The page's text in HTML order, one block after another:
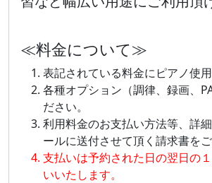
≪料金について≫
表記されている料金にピアノ使用
各種オプション（調律、録画、
ださい。
利用料金のお支払い方法等、詳
ールに送付させて頂く請求書をご
支払いは予約された日の翌日の
いいたします。